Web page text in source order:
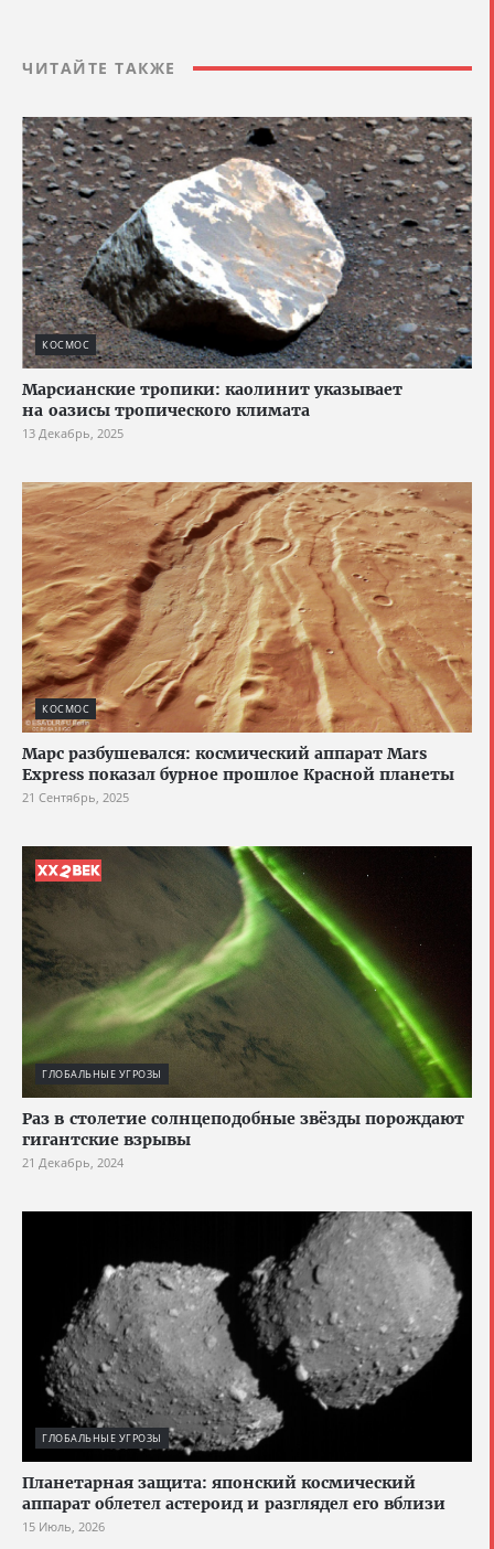
ЧИТАЙТЕ ТАКЖЕ
КОСМОС
Марсианские тропики: каолинит указывает
на оазисы тропического климата
13 Декабрь, 2025
КОСМОС
Марс разбушевался: космический аппарат Mars
Express показал бурное прошлое Красной планеты
21 Сентябрь, 2025
ГЛОБАЛЬНЫЕ УГРОЗЫ
Раз в столетие солнцеподобные звёзды порождают
гигантские взрывы
21 Декабрь, 2024
ГЛОБАЛЬНЫЕ УГРОЗЫ
Планетарная защита: японский космический
аппарат облетел астероид и разглядел его вблизи
15 Июль, 2026